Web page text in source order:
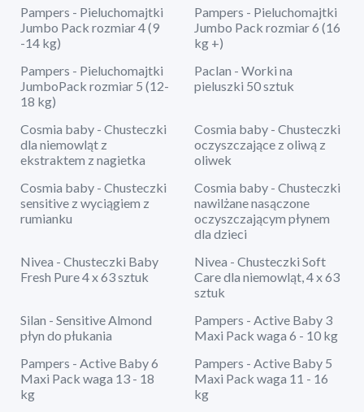
Pampers - Pieluchomajtki
Jumbo Pack rozmiar 4 (9
-14 kg)
Pampers - Pieluchomajtki
Jumbo Pack rozmiar 6 (16
kg +)
Pampers - Pieluchomajtki
JumboPack rozmiar 5 (12-
18 kg)
Paclan - Worki na
pieluszki 50 sztuk
Cosmia baby - Chusteczki
dla niemowląt z
ekstraktem z nagietka
Cosmia baby - Chusteczki
oczyszczające z oliwą z
oliwek
Cosmia baby - Chusteczki
sensitive z wyciągiem z
rumianku
Cosmia baby - Chusteczki
nawilżane nasączone
oczyszczającym płynem
dla dzieci
Nivea - Chusteczki Baby
Fresh Pure 4 x 63 sztuk
Nivea - Chusteczki Soft
Care dla niemowląt, 4 x 63
sztuk
Silan - Sensitive Almond
płyn do płukania
Pampers - Active Baby 3
Maxi Pack waga 6 - 10 kg
Pampers - Active Baby 6
Maxi Pack waga 13 - 18
kg
Pampers - Active Baby 5
Maxi Pack waga 11 - 16
kg